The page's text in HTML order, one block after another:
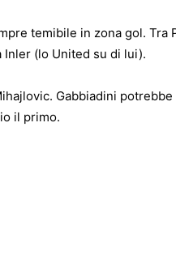
temibile in zona gol. Tra
Inler (lo United su di lui).
Gabbiadini
il primo.